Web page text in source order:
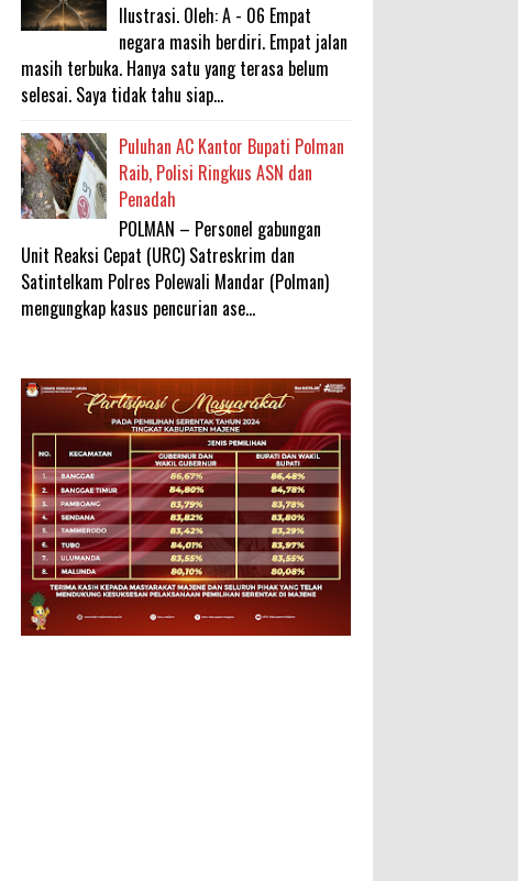
Ilustrasi. Oleh: A - 06 Empat
negara masih berdiri. Empat jalan
masih terbuka. Hanya satu yang terasa belum
selesai. Saya tidak tahu siap...
Puluhan AC Kantor Bupati Polman
Raib, Polisi Ringkus ASN dan
Penadah
POLMAN – Personel gabungan
Unit Reaksi Cepat (URC) Satreskrim dan
Satintelkam Polres Polewali Mandar (Polman)
mengungkap kasus pencurian ase...